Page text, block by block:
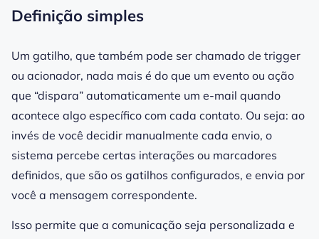
Definição simples
Um gatilho, que também pode ser chamado de trigger
ou acionador, nada mais é do que um evento ou ação
que “dispara” automaticamente um e-mail quando
acontece algo específico com cada contato. Ou seja: ao
invés de você decidir manualmente cada envio, o
sistema percebe certas interações ou marcadores
definidos, que são os gatilhos configurados, e envia por
você a mensagem correspondente.
Isso permite que a comunicação seja personalizada e